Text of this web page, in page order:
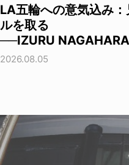
LA五輪への意気込み
ルを取る
──IZURU
2026.08.05